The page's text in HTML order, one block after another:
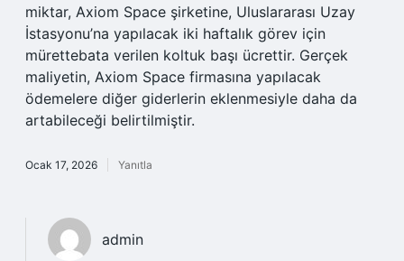
miktar, Axiom Space şirketine, Uluslararası Uzay
İstasyonu’na yapılacak iki haftalık görev için
mürettebata verilen koltuk başı ücrettir. Gerçek
maliyetin, Axiom Space firmasına yapılacak
ödemelere diğer giderlerin eklenmesiyle daha da
artabileceği belirtilmiştir.
Ocak 17, 2026 Yanıtla
admin